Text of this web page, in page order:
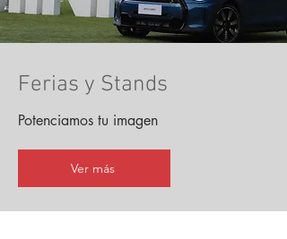
Ferias y Stands
Potenciamos tu imagen
Ver más